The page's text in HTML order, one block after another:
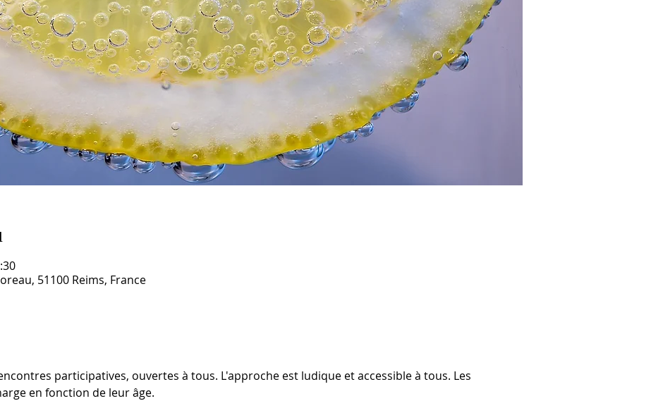
51100 Reims, France
participatives, ouvertes à tous. L'approche est ludique et accessible à tous. Les
en fonction de leur âge.